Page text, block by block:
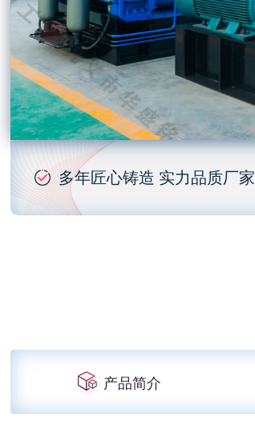
多年匠心铸造 实力品质厂家
产品简介